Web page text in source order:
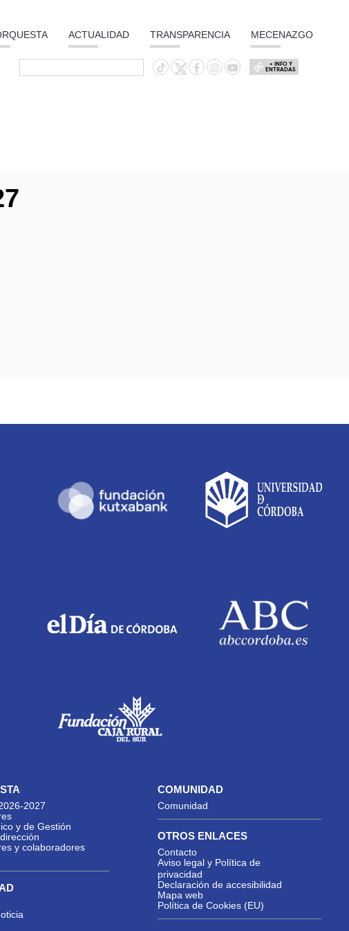
ACTUALIDAD TRANSPARENCIA MECENAZGO
+ INFO Y
ENTRADAS
2027
y de Gestión
y colaboradores
COMUNIDAD
Comunidad
OTROS ENLACES
Contacto
Aviso legal y Política de
privacidad
Declaración de accesibilidad
Mapa web
Política de Cookies (EU)